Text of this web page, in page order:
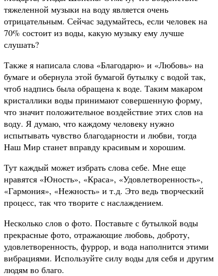
тяжеленной музыки на воду является очень
отрицательным. Сейчас задумайтесь, если человек на
70% состоит из воды, какую музыку ему лучше
слушать?
Также я написала слова «Благодарю» и «Любовь» на
бумаге и обернула этой бумагой бутылку с водой так,
чтоб надпись была обращена к воде. Таким макаром
кристаллики воды принимают совершенную форму,
что значит положительное воздействие этих слов на
воду. Я думаю, что каждому человеку нужно
испытывать чувство благодарности и любви, тогда
Наш Мир станет вправду красивым и хорошим.
Тут каждый может избрать слова себе. Мне еще
нравятся «Юность», «Краса», «Удовлетворенность»,
«Гармония», «Нежность» и т.д. Это ведь творческий
процесс, так что творите с наслаждением.
Несколько слов о фото. Поставьте с бутылкой воды
прекрасные фото, отражающие любовь, доброту,
удовлетворенность, фуррор, и вода наполнится этими
вибрациями. Используйте силу воды для себя и другим
людям во благо.